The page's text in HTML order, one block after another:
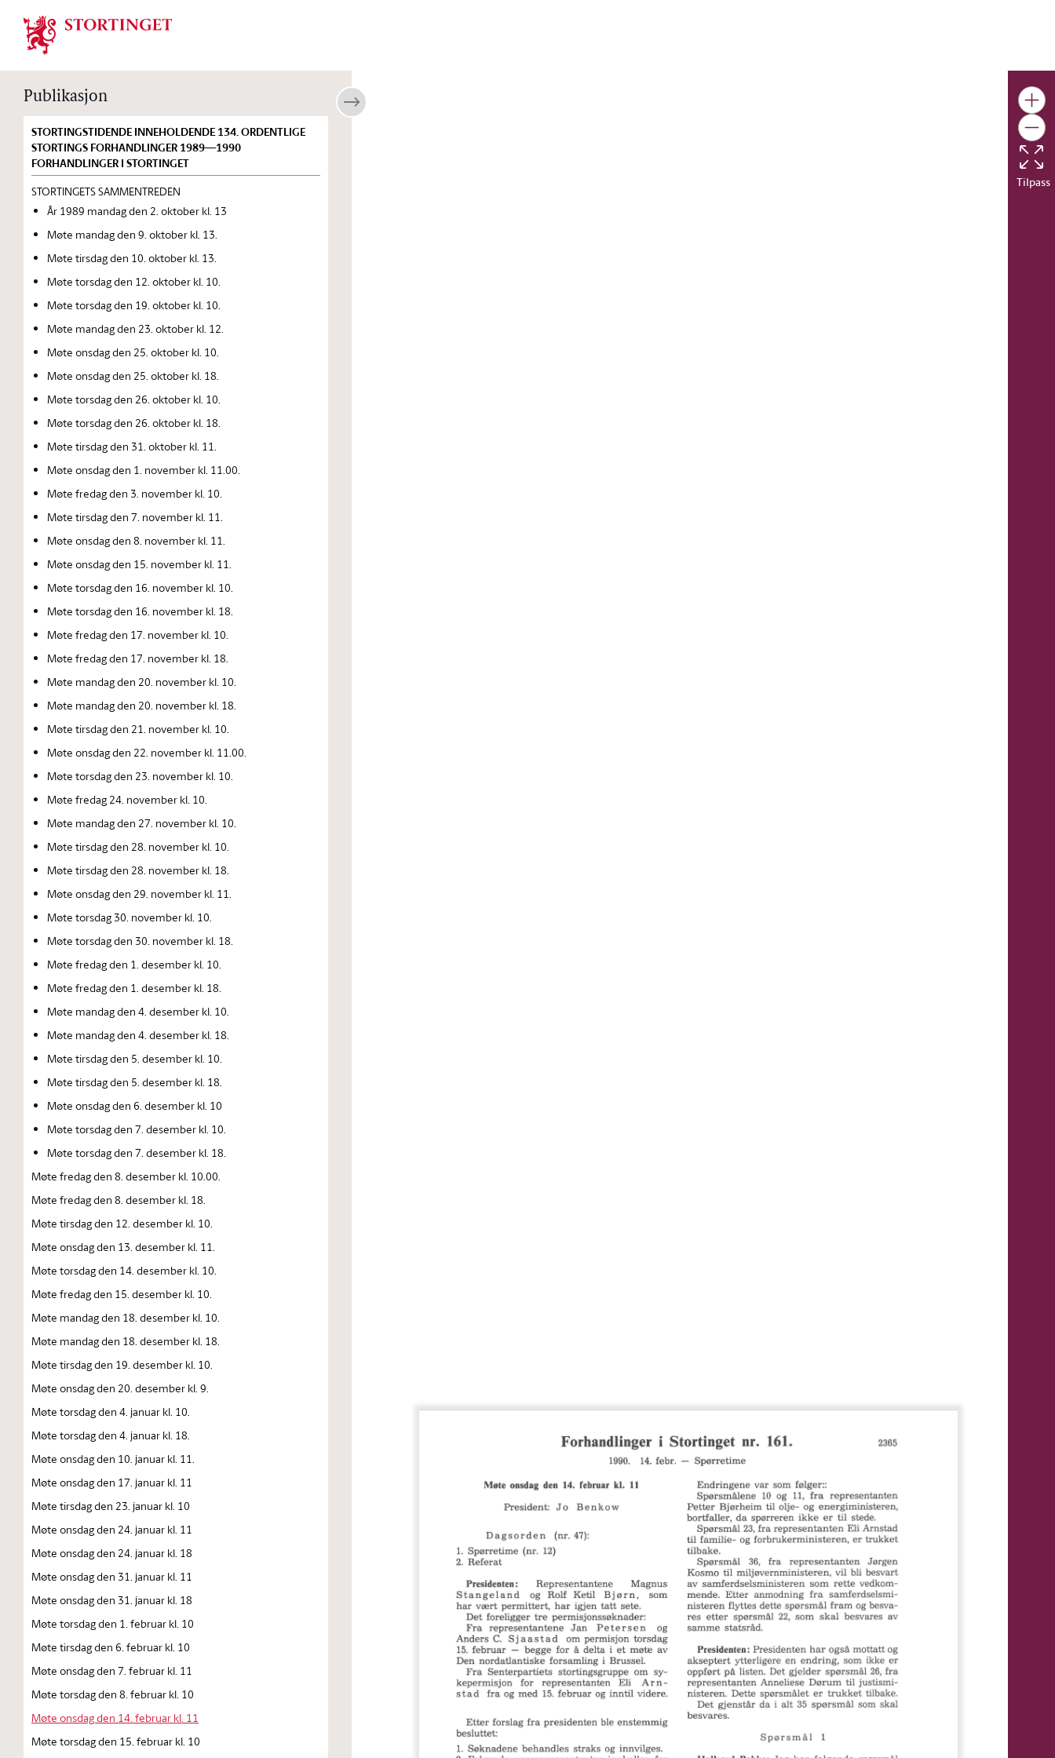
Stortinget.no
Publikasjon
STORTINGSTIDENDE INNEHOLDENDE 134. ORDENTLIGE
STORTINGS FORHANDLINGER 1989—1990
FORHANDLINGER I STORTINGET
STORTINGETS SAMMENTREDEN
År 1989 mandag den 2. oktober kl. 13
Møte mandag den 9. oktober kl. 13.
Møte tirsdag den 10. oktober kl. 13.
Møte torsdag den 12. oktober kl. 10.
Møte torsdag den 19. oktober kl. 10.
Møte mandag den 23. oktober kl. 12.
Møte onsdag den 25. oktober kl. 10.
Møte onsdag den 25. oktober kl. 18.
Møte torsdag den 26. oktober kl. 10.
Møte torsdag den 26. oktober kl. 18.
Møte tirsdag den 31. oktober kl. 11.
Møte onsdag den 1. november kl. 11.00.
Møte fredag den 3. november kl. 10.
Møte tirsdag den 7. november kl. 11.
Møte onsdag den 8. november kl. 11.
Møte onsdag den 15. november kl. 11.
Møte torsdag den 16. november kl. 10.
Møte torsdag den 16. november kl. 18.
Møte fredag den 17. november kl. 10.
Møte fredag den 17. november kl. 18.
Møte mandag den 20. november kl. 10.
Møte mandag den 20. november kl. 18.
Møte tirsdag den 21. november kl. 10.
Møte onsdag den 22. november kl. 11.00.
Møte torsdag den 23. november kl. 10.
Møte fredag 24. november kl. 10.
Møte mandag den 27. november kl. 10.
Møte tirsdag den 28. november kl. 10.
Møte tirsdag den 28. november kl. 18.
Møte onsdag den 29. november kl. 11.
Møte torsdag 30. november kl. 10.
Møte torsdag den 30. november kl. 18.
Møte fredag den 1. desember kl. 10.
Møte fredag den 1. desember kl. 18.
Møte mandag den 4. desember kl. 10.
Møte mandag den 4. desember kl. 18.
Møte tirsdag den 5. desember kl. 10.
Møte tirsdag den 5. desember kl. 18.
Møte onsdag den 6. desember kl. 10
Møte torsdag den 7. desember kl. 10.
Møte torsdag den 7. desember kl. 18.
Møte fredag den 8. desember kl. 10.00.
Møte fredag den 8. desember kl. 18.
Møte tirsdag den 12. desember kl. 10.
Møte onsdag den 13. desember kl. 11.
Møte torsdag den 14. desember kl. 10.
Møte fredag den 15. desember kl. 10.
Møte mandag den 18. desember kl. 10.
Møte mandag den 18. desember kl. 18.
Møte tirsdag den 19. desember kl. 10.
Møte onsdag den 20. desember kl. 9.
Møte torsdag den 4. januar kl. 10.
Møte torsdag den 4. januar kl. 18.
Møte onsdag den 10. januar kl. 11.
Møte onsdag den 17. januar kl. 11
Møte tirsdag den 23. januar kl. 10
Møte onsdag den 24. januar kl. 11
Møte onsdag den 24. januar kl. 18
Møte onsdag den 31. januar kl. 11
Møte onsdag den 31. januar kl. 18
Møte torsdag den 1. februar kl. 10
Møte tirsdag den 6. februar kl. 10
Møte onsdag den 7. februar kl. 11
Møte torsdag den 8. februar kl. 10
Møte onsdag den 14. februar kl. 11
Møte torsdag den 15. februar kl. 10